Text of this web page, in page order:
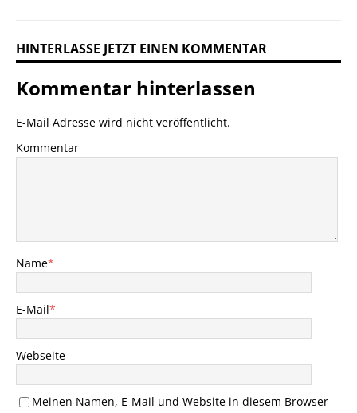
HINTERLASSE JETZT EINEN KOMMENTAR
Kommentar hinterlassen
E-Mail Adresse wird nicht veröffentlicht.
Kommentar
Name*
E-Mail*
Webseite
Meinen Namen, E-Mail und Website in diesem Browser